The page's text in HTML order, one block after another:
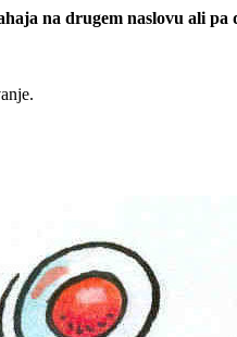
na drugem naslovu ali pa